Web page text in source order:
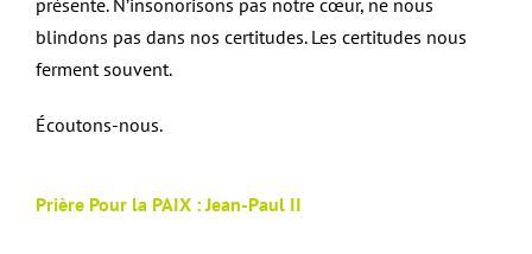
blindons pas dans nos certitudes. Les certitudes nous
ferment souvent.
Écoutons-nous.
Prière Pour la PAIX : Jean-Paul II